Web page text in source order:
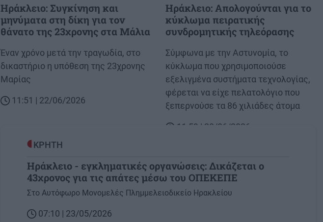
Ηράκλειο: Συγκίνηση και
μηνύματα στη δίκη για τον
θάνατο της 23χρονης στα Μάλια
Body
Έναν χρόνο μετά την τραγωδία, στο
δικαστήριο η υπόθεση της 23χρονης
Μαρίας
11:51 | 22/06/2026
Ηράκλειο: Απολογούνται για το
κύκλωμα πειρατικής
συνδρομητικής τηλεόρασης
Body
Σύμφωνα με την Αστυνομία, το
κύκλωμα που χρησιμοποιούσε
εξελιγμένα συστήματα τεχνολογίας,
φέρεται να είχε πελατολόγιο που
ξεπερνούσε τα 86 χιλιάδες άτομα
11:59 | 20/06/2026
ΚΡΗΤΗ
Ηράκλειο - εγκληματικές οργανώσεις: Δικάζεται ο
43χρονος για τις απάτες μέσω του ΟΠΕΚΕΠΕ
Στο Αυτόφωρο Μονομελές Πλημμελειοδικείο Ηρακλείου
07:10 | 23/05/2026